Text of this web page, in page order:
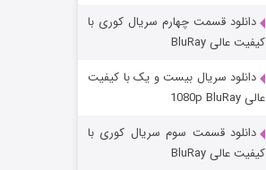
مردگان متحرک: شهر مرده ۳
دانلود قسمت چهارم سریال کوری با
کیفیت عالی BluRay
دانلود سریال بیست و یک با کیفیت
عالی 1080p BluRay
دانلود قسمت سوم سریال کوری با
کیفیت عالی BluRay